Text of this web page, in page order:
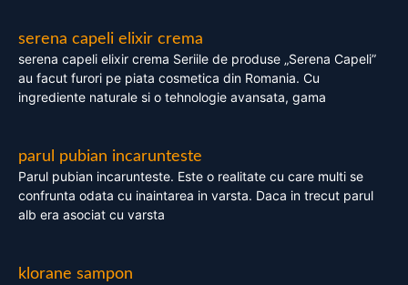
serena capeli elixir crema
serena capeli elixir crema Seriile de produse „Serena Capeli”
au facut furori pe piata cosmetica din Romania. Cu
ingrediente naturale si o tehnologie avansata, gama
parul pubian incarunteste
Parul pubian incarunteste. Este o realitate cu care multi se
confrunta odata cu inaintarea in varsta. Daca in trecut parul
alb era asociat cu varsta
klorane sampon